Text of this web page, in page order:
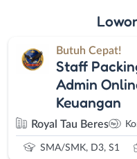
Butuh Cepat!
Staff
Admin
Keuangan
Royal Tau Beres
SMA/SMK, D3, S1